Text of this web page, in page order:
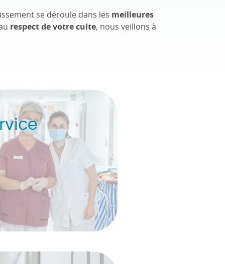
se déroule dans les meilleures
respect de votre culte, nous veillons à